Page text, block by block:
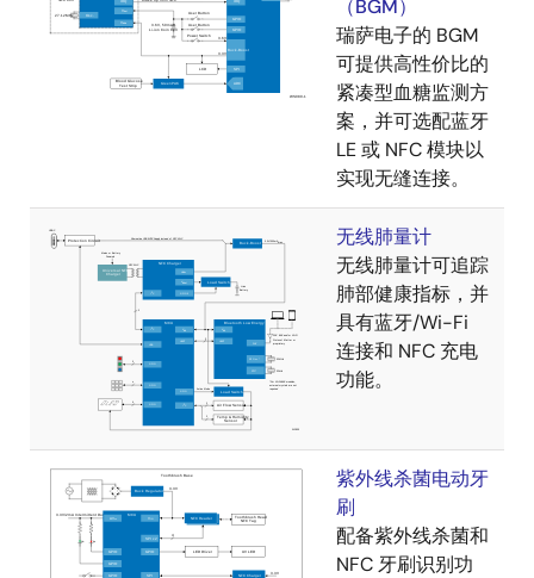
（BGM）
瑞萨电子的 BGM
可提供高性价比的
紧凑型血糖监测方
案，并可选配蓝牙
LE 或 NFC 模块以
实现无缝连接。
无线肺量计
无线肺量计可追踪
肺部健康指标，并
具有蓝牙/Wi-Fi
连接和 NFC 充电
功能。
紫外线杀菌电动牙
刷
配备紫外线杀菌和
NFC 牙刷识别功